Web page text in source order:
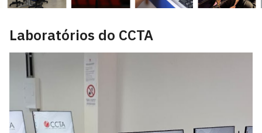
Laboratórios do CCTA